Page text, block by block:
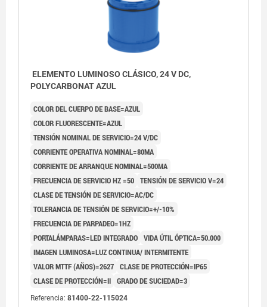
ELEMENTO LUMINOSO CLÁSICO, 24 V DC,
POLYCARBONAT AZUL
COLOR DEL CUERPO DE BASE=AZUL
COLOR FLUORESCENTE=AZUL
TENSIÓN NOMINAL DE SERVICIO=24 V/DC
CORRIENTE OPERATIVA NOMINAL=80MA
CORRIENTE DE ARRANQUE NOMINAL=500MA
FRECUENCIA DE SERVICIO HZ =50 TENSIÓN DE SERVICIO V=24
CLASE DE TENSIÓN DE SERVICIO=AC/DC
TOLERANCIA DE TENSIÓN DE SERVICIO=+/-10%
FRECUENCIA DE PARPADEO=1HZ
PORTALÁMPARAS=LED INTEGRADO VIDA ÚTIL ÓPTICA=50.000
IMAGEN LUMINOSA=LUZ CONTINUA/ INTERMITENTE
VALOR MTTF (AÑOS)=2627 CLASE DE PROTECCIÓN=IP65
CLASE DE PROTECCIÓN=II GRADO DE SUCIEDAD=3
Referencia: 81400-22-115024